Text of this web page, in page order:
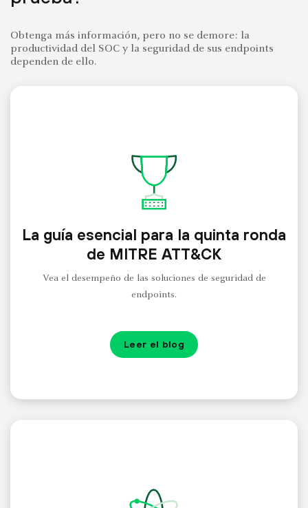
Obtenga más información, pero no se demore: la
productividad del SOC y la seguridad de sus endpoints
dependen de ello.
La guía esencial para la quinta ronda
de MITRE ATT&CK
Vea el desempeño de las soluciones de seguridad de
endpoints.
Leer el blog